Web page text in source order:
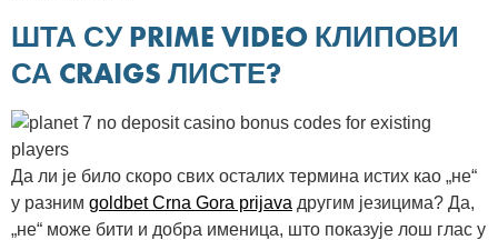
ШТА СУ PRIME VIDEO КЛИПОВИ
СА CRAIGS ЛИСТЕ?
Да ли је било скоро свих осталих термина истих као „не“
у разним goldbet Crna Gora prijava другим језицима? Да,
„не“ може бити и добра именица, што показује лош глас у